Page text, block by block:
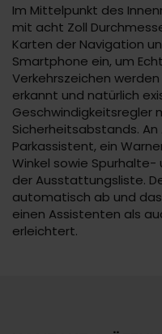
Im Mittelpunkt des
mit acht Zoll
Karten der Navigation
Smartphone ein, um
Verkehrszeichen
erkannt und natürlich
Geschwindigkeitsregler
Sicherheitsabstands.
Parkassistent, ein
Winkel sowie
der Ausstattungsliste.
automatisch ab und das
einen Assistenten als
erleichtert.